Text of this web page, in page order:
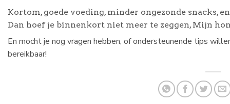
Kortom, goede voeding, minder ongezonde snacks,
Dan hoef je binnenkort niet meer te zeggen, Mijn
En mocht je nog vragen hebben, of ondersteunende tips
bereikbaar!